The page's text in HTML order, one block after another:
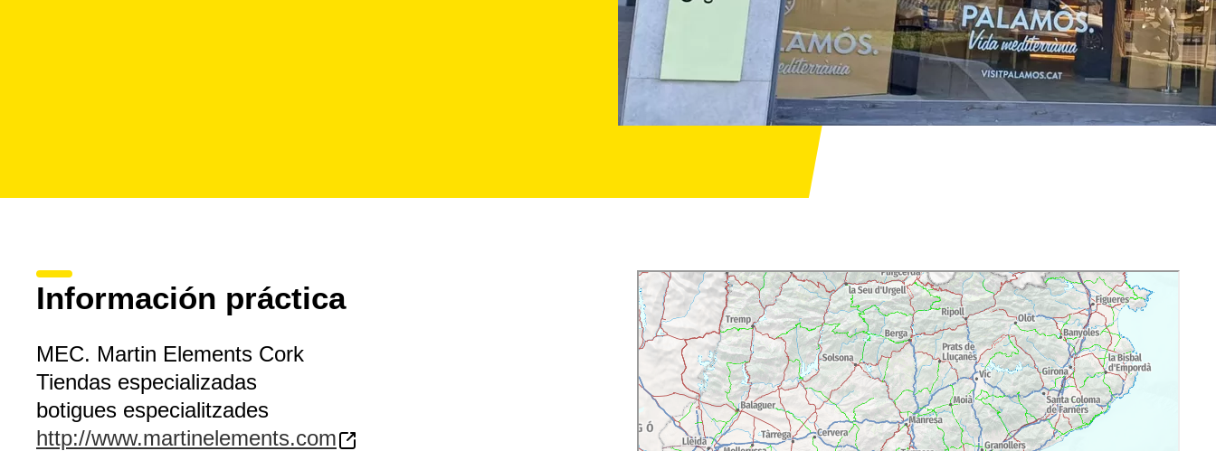
Información práctica
MEC. Martin Elements Cork
Tiendas especializadas
botigues especialitzades
http://www.martinelements.com